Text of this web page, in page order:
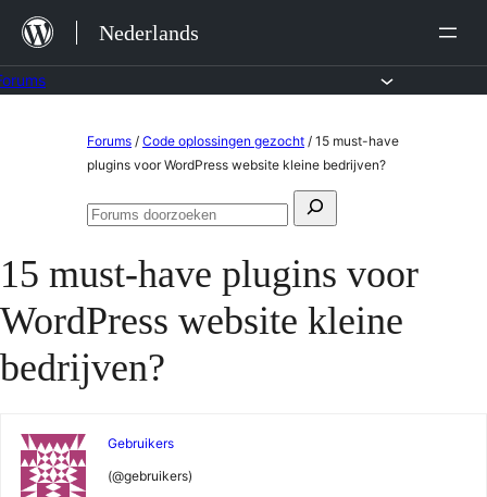
naar
de
Nederlands
Forums / Code oplossingen gezocht / 15 must-have
plugins voor WordPress website kleine bedrijven?
Zoeken
Forums
15 must-have plugins voor
WordPress website kleine
bedrijven?
Gebruikers
(@gebruikers)